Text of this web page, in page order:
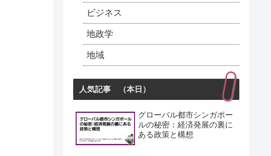
ビジネス
地政学
地域
人気記事 （本日）
グローバル都市シンガポー
ルの秘密：経済発展の裏に
ある政策と構想